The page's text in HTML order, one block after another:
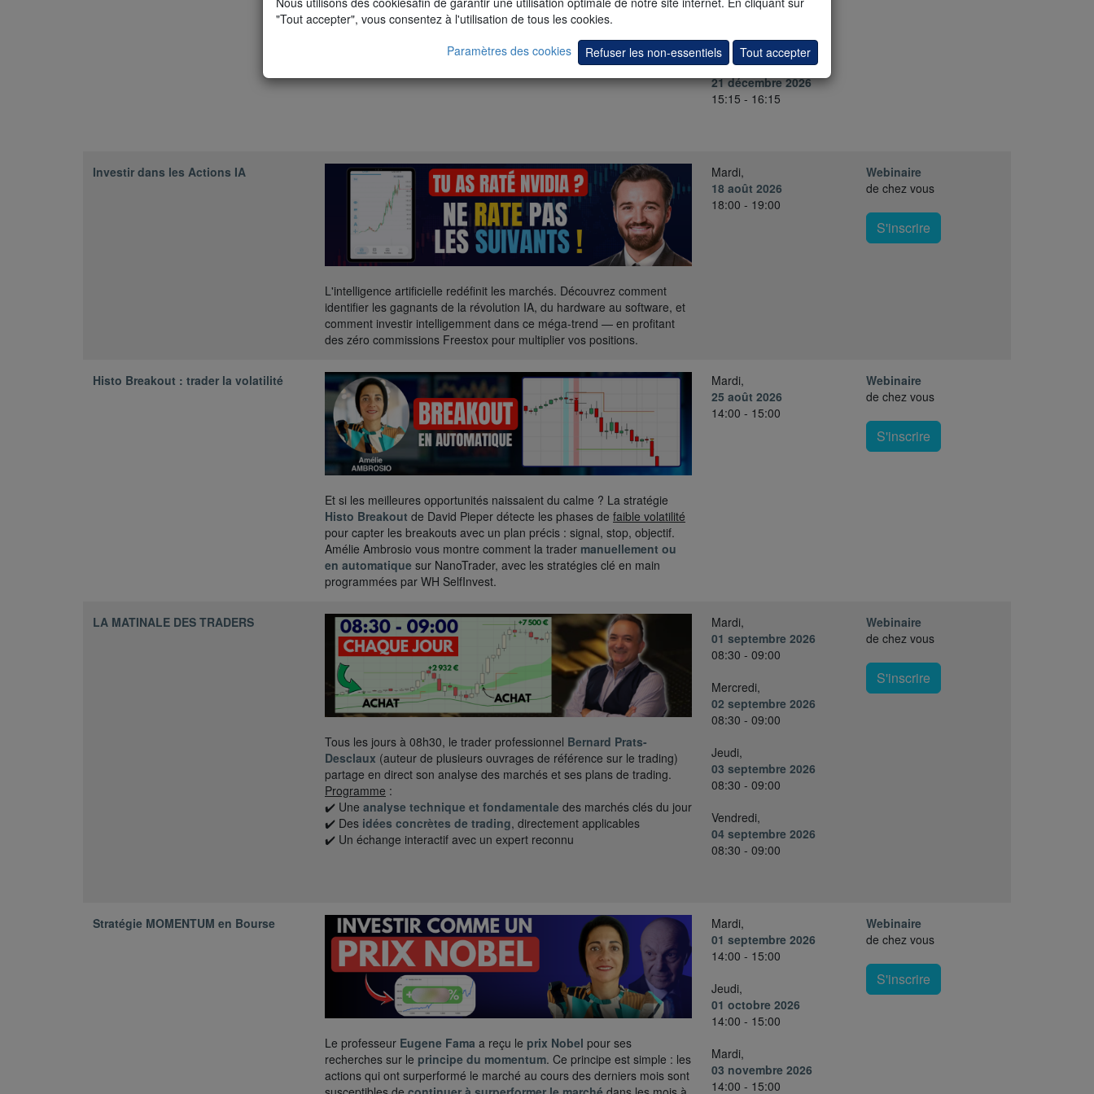
Lundi,
21 décembre 2026
15:15 - 16:15
Investir dans les Actions IA
L'intelligence artificielle redéfinit les marchés. Découvrez comment
identifier les gagnants de la révolution IA, du hardware au software, et
comment investir intelligemment dans ce méga-trend — en profitant
des zéro commissions Freestox pour multiplier vos positions.
Mardi,
18 août 2026
18:00 - 19:00
Webinaire
de chez vous
S'inscrire
Histo Breakout : trader la volatilité
Et si les meilleures opportunités naissaient du calme ? La stratégie
Histo Breakout de David Pieper détecte les phases de faible volatilité
pour capter les breakouts avec un plan précis : signal, stop, objectif.
Amélie Ambrosio vous montre comment la trader manuellement ou
en automatique sur NanoTrader, avec les stratégies clé en main
programmées par WH SelfInvest.
Mardi,
25 août 2026
14:00 - 15:00
Webinaire
de chez vous
S'inscrire
LA MATINALE DES TRADERS
Tous les jours à 08h30, le trader professionnel Bernard Prats-
Desclaux (auteur de plusieurs ouvrages de référence sur le trading)
partage en direct son analyse des marchés et ses plans de trading.
Programme :
✔️ Une analyse technique et fondamentale des marchés clés du jour
✔️ Des idées concrètes de trading, directement applicables
✔️ Un échange interactif avec un expert reconnu
Mardi,
01 septembre 2026
08:30 - 09:00
Mercredi,
02 septembre 2026
08:30 - 09:00
Jeudi,
03 septembre 2026
08:30 - 09:00
Vendredi,
04 septembre 2026
08:30 - 09:00
Webinaire
de chez vous
S'inscrire
Stratégie MOMENTUM en Bourse
Le professeur Eugene Fama a reçu le prix Nobel pour ses
recherches sur le principe du momentum. Ce principe est simple : les
actions qui ont surperformé le marché au cours des derniers mois sont
Mardi,
01 septembre 2026
14:00 - 15:00
Jeudi,
01 octobre 2026
14:00 - 15:00
Mardi,
03 novembre 2026
14:00 - 15:00
Webinaire
de chez vous
S'inscrire
"Tout accepter", vous consentez à l'utilisation de tous les cookies.
Paramètres des cookies
Refuser les non-essentiels Tout accepter